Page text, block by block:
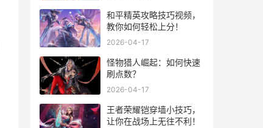
和平精英攻略技巧视频，
教你如何轻松上分！
2026-04-17
怪物猎人崛起：如何快速
刷点数？
2026-04-17
王者荣耀铠穿墙小技巧，
让你在战场上无往不利！